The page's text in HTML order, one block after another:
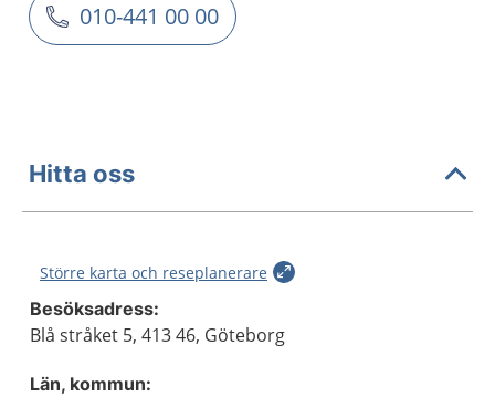
010-441 00 00
Hitta oss
Större karta och reseplanerare
Besöksadress:
Blå stråket 5, 413 46, Göteborg
Län, kommun: